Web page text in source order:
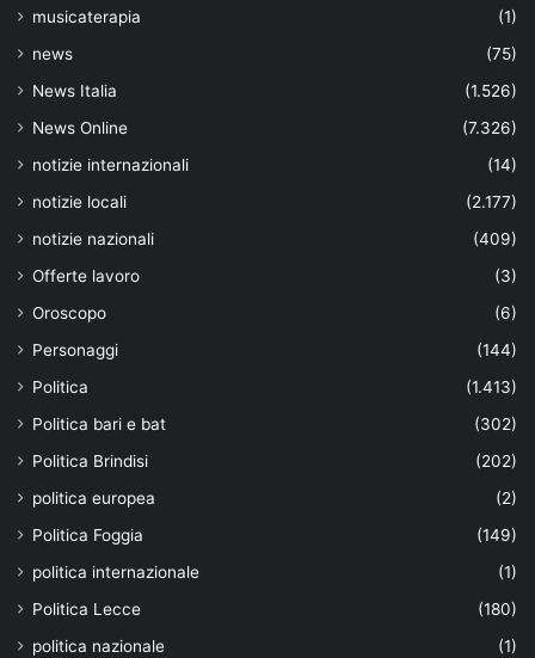
musicaterapia
(1)
news
(75)
News Italia
(1.526)
News Online
(7.326)
notizie internazionali
(14)
notizie locali
(2.177)
notizie nazionali
(409)
Offerte lavoro
(3)
Oroscopo
(6)
Personaggi
(144)
Politica
(1.413)
Politica bari e bat
(302)
Politica Brindisi
(202)
politica europea
(2)
Politica Foggia
(149)
politica internazionale
(1)
Politica Lecce
(180)
politica nazionale
(1)